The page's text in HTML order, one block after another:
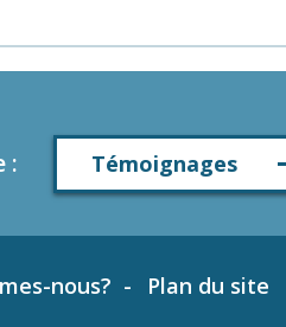
: Témoignages
nous? Plan du site